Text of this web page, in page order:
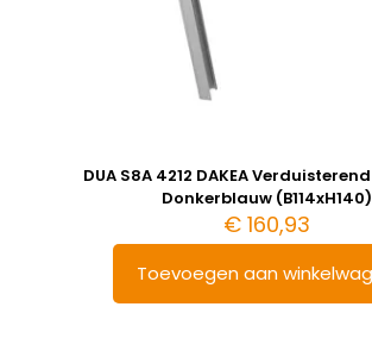
DUA S8A 4212 DAKEA
Donkerblauw (B114xH140)
€160,93
Toevoegen aan